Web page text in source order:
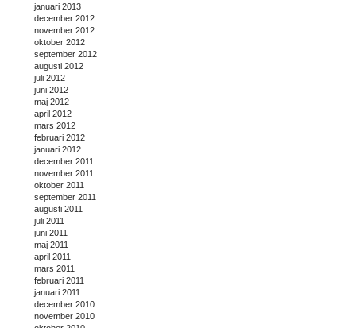
januari 2013
december 2012
november 2012
oktober 2012
september 2012
augusti 2012
juli 2012
juni 2012
maj 2012
april 2012
mars 2012
februari 2012
januari 2012
december 2011
november 2011
oktober 2011
september 2011
augusti 2011
juli 2011
juni 2011
maj 2011
april 2011
mars 2011
februari 2011
januari 2011
december 2010
november 2010